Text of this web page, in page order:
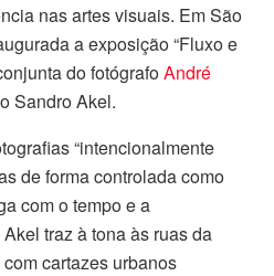
nas artes visuais. Em São
a exposição “Fluxo e
do fotógrafoAndré
Sandro Akel.
“intencionalmente
de forma controlada como
com o tempo e a
traz à tona às ruas da
cartazes urbanos